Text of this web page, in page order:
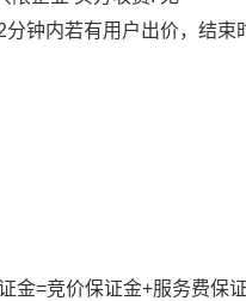
分钟内若有用户出价，结
金=竞价保证金+服务费保